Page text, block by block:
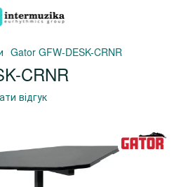
Gator GFW-DESK-CRNR
CRNR
відгук